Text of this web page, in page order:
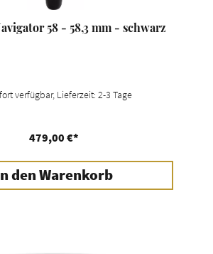
58 - 58,3 mm - schwarz
verfügbar, Lieferzeit: 2-3 Tage
479,00 €*
den Warenkorb